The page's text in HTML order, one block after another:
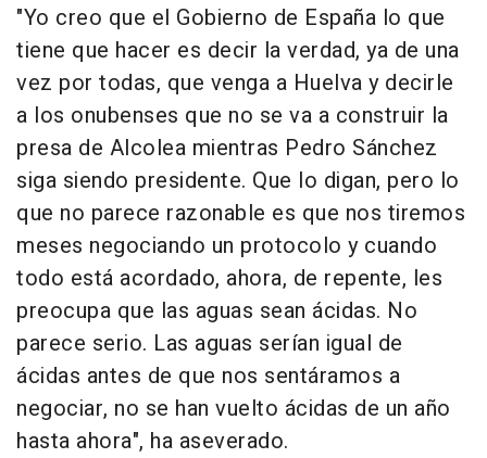
"Yo creo que el Gobierno de España lo que
tiene que hacer es decir la verdad, ya de una
vez por todas, que venga a Huelva y decirle
a los onubenses que no se va a construir la
presa de Alcolea mientras Pedro Sánchez
siga siendo presidente. Que lo digan, pero lo
que no parece razonable es que nos tiremos
meses negociando un protocolo y cuando
todo está acordado, ahora, de repente, les
preocupa que las aguas sean ácidas. No
parece serio. Las aguas serían igual de
ácidas antes de que nos sentáramos a
negociar, no se han vuelto ácidas de un año
hasta ahora", ha aseverado.